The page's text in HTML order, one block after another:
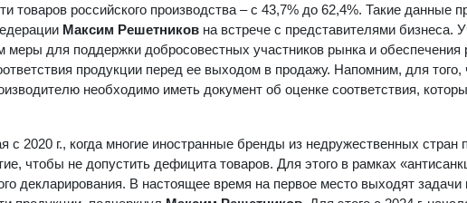
товаров российского производства – с 43,7% до 62,4%. Такие данные
Максим Решетников на встрече с представителями бизнеса.
для поддержки добросовестных участников рынка и обеспечения
продукции перед ее выходом в продажу. Напомним, для того,
необходимо иметь документ об оценке соответствия,
с 2020 г., когда многие иностранные бренды из недружественных стран
чтобы не допустить дефицита товаров. Для этого в рамках
декларирования. В настоящее время на первое место выходят задачи